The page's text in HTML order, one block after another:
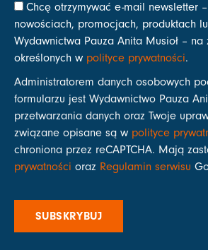
Chcę otrzymywać e-mail newsletter
nowościach, promocjach, produktach
Wydawnictwa Pauza Anita Musioł – na
określonych w polityce prywatności.
Administratorem danych osobowych
formularzu jest Wydawnictwo Pauza
przetwarzania danych oraz Twoje
związane opisane są w polityce
chroniona przez reCAPTCHA. Mają
prywatności oraz Regulamin serwisu
SUBSKRYBUJ